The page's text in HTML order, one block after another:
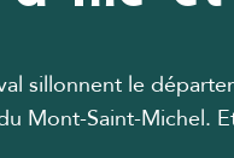
sillonnent le
Mont-Saint-Michel.